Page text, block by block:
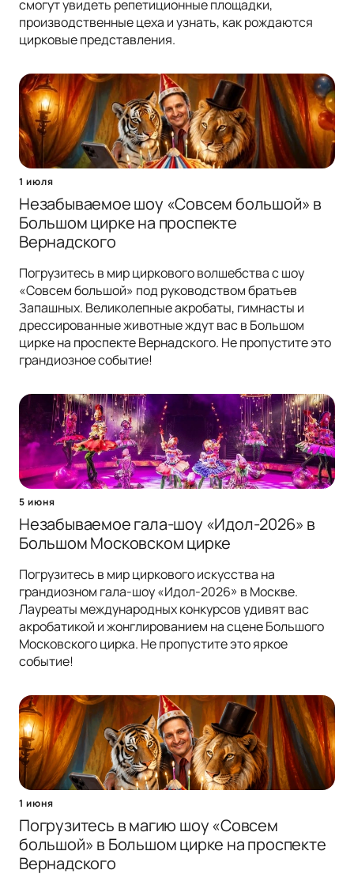
смогут увидеть репетиционные площадки,
производственные цеха и узнать, как рождаются
цирковые представления.
1 июля
Незабываемое шоу «Совсем большой» в
Большом цирке на проспекте
Вернадского
Погрузитесь в мир циркового волшебства с шоу
«Совсем большой» под руководством братьев
Запашных. Великолепные акробаты, гимнасты и
дрессированные животные ждут вас в Большом
цирке на проспекте Вернадского. Не пропустите это
грандиозное событие!
5 июня
Незабываемое гала-шоу «Идол-2026» в
Большом Московском цирке
Погрузитесь в мир циркового искусства на
грандиозном гала-шоу «Идол-2026» в Москве.
Лауреаты международных конкурсов удивят вас
акробатикой и жонглированием на сцене Большого
Московского цирка. Не пропустите это яркое
событие!
1 июня
Погрузитесь в магию шоу «Совсем
большой» в Большом цирке на проспекте
Вернадского